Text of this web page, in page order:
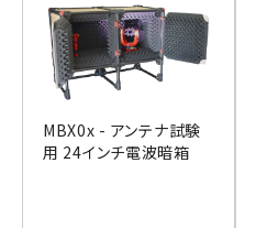
MBX0x - アンテナ試験
用 24インチ電波暗箱